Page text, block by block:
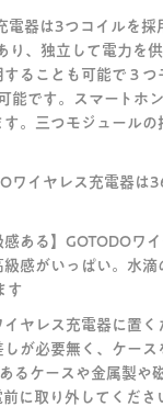
器は3つコイルを採
り、独立して電力を
ることも可能で３つ
能です。スマートホ
。三つモジュールの
イヤレス充電器は
ある】GOTODOワ
感がいっぱい。水滴
す
ヤレス充電器に置く
が必要無く、ケース
るケースや金属製や
に取り外してくださ